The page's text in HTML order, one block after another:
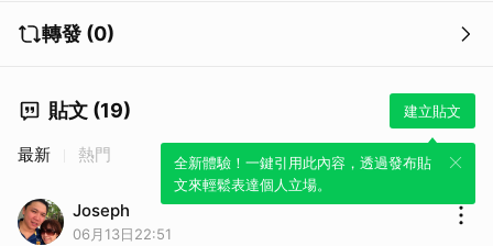
轉發 (0)
貼文 (19) 建立貼文
全新體驗！一鍵引用此內容，透過發布貼
文來輕鬆表達個人立場。
最新 熱門
Joseph
06月13日22:51